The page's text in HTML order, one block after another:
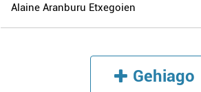
Alaine Aranburu Etxegoien
Gehiago